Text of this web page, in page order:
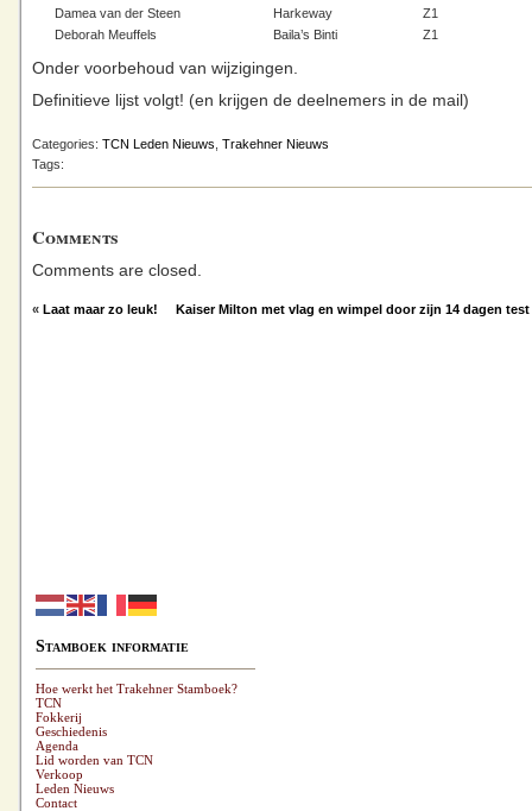
Damea van der Steen
Harkeway
Z1
Deborah Meuffels
Baila’s Binti Z1
Onder voorbehoud van wijzigingen.
Definitieve lijst volgt! (en krijgen de deelnemers in de mail)
Categories: TCN Leden Nieuws Trakehner Nieuws
Tags:
Comments
Comments are closed.
« Laat maar zo leuk! Kaiser Milton met vlag en wimpel door zijn 14 dagen test
Stamboek informatie
Hoe werkt het Trakehner Stamboek?
TCN
Fokkerij
Geschiedenis
Agenda
Lid worden van TCN
Verkoop
Leden Nieuws
Contact